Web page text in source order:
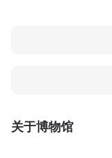
关于博物馆